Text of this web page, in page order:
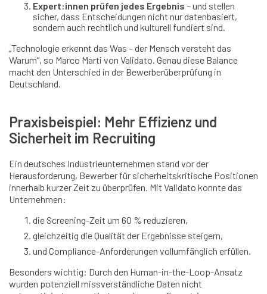
Expert:innen prüfen jedes Ergebnis – und stellen
sicher, dass Entscheidungen nicht nur datenbasiert,
sondern auch rechtlich und kulturell fundiert sind.
„Technologie erkennt das Was – der Mensch versteht das
Warum“, so Marco Marti von Validato. Genau diese Balance
macht den Unterschied in der Bewerberüberprüfung in
Deutschland.
Praxisbeispiel: Mehr Effizienz und
Sicherheit im Recruiting
Ein deutsches Industrieunternehmen stand vor der
Herausforderung, Bewerber für sicherheitskritische Positionen
innerhalb kurzer Zeit zu überprüfen. Mit Validato konnte das
Unternehmen:
die Screening-Zeit um 60 % reduzieren,
gleichzeitig die Qualität der Ergebnisse steigern,
und Compliance-Anforderungen vollumfänglich erfüllen.
Besonders wichtig: Durch den Human-in-the-Loop-Ansatz
wurden potenziell missverständliche Daten nicht